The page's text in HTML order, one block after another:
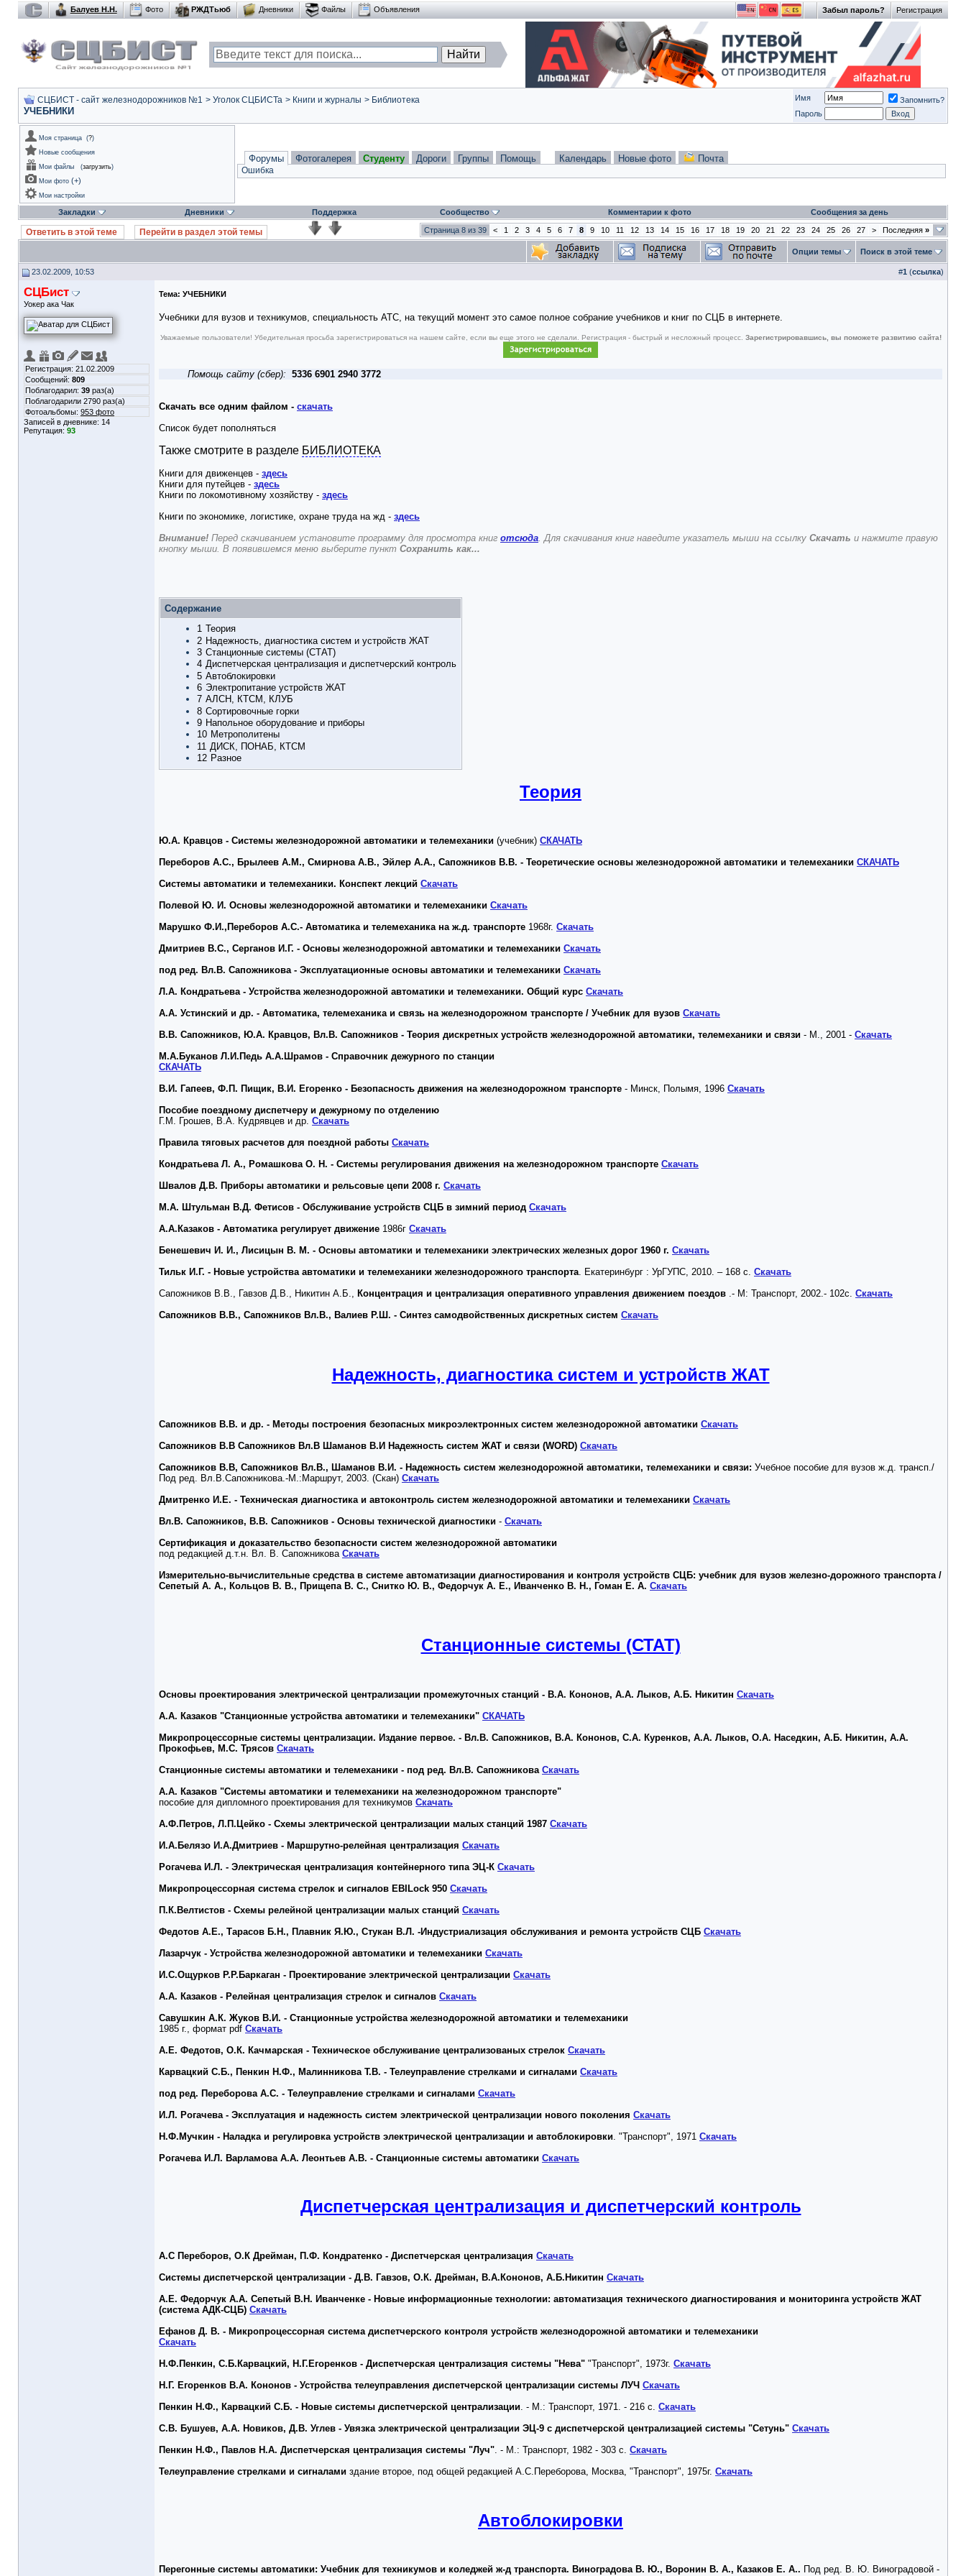
Регистрация
Забыл пароль?
Балуев Н.Н. Фото РЖДТьюб Дневники Файлы Объявления
СЦБИСТ - сайт железнодорожников №1 > Уголок СЦБИСТа > Книги и журналы > Библиотека
УЧЕБНИКИ
Имя
Запомнить?
Пароль
Моя страница (?)
Новые сообщения
Мои файлы
(загрузить)
Мои фото (+)
Мои настройки
Форумы Фотогалерея Студенту Дороги Группы Помощь Календарь Новые фото Почта
Ошибка
Закладки Дневники Поддержка Сообщество Комментарии к фото Сообщения за день
Ответить в этой теме Перейти в раздел этой темы Страница 8 из 39 < 1 2 3 4 5 6 7 8 9 10 11 12 13 14 15 16 17 18 19 20 21 22 23 24 25 26 27 > Последняя »
Опции темы Поиск в этой теме
23.02.2009, 10:53 #1 (ссылка)
СЦБист
Уокер ака Чак
Регистрация: 21.02.2009
Сообщений: 809
Поблагодарил: 39 раз(а)
Поблагодарили 2790 раз(а)
Фотоальбомы: 953 фото
Записей в дневнике: 14
Репутация: 93
Тема: УЧЕБНИКИ
Учебники для вузов и техникумов, специальность АТС, на текущий момент это самое полное собрание учебников и книг по СЦБ в интернете.
Уважаемые пользователи! Убедительная просьба зарегистрироваться на нашем сайте, если вы еще этого не сделали. Регистрация - быстрый и несложный процесс. Зарегистрировавшись, вы поможете развитию сайта!
Помощь сайту (сбер): 5336 6901 2940 3772
Скачать все одним файлом - скачать
Список будет пополняться
Также смотрите в разделе БИБЛИОТЕКА
Книги для движенцев - здесь
Книги для путейцев - здесь
Книги по локомотивному хозяйству - здесь
Книги по экономике, логистике, охране труда на жд - здесь
Внимание! Перед скачиванием установите программу для просмотра книг отсюда. Для скачивания книг наведите указатель мыши на ссылку Скачать и нажмите правую
кнопку мыши. В появившемся меню выберите пункт Сохранить как...
Содержание
1 Теория
2 Надежность, диагностика систем и устройств ЖАТ
3 Станционные системы (СТАТ)
4 Диспетчерская централизация и диспетчерский контроль
5 Автоблокировки
6 Электропитание устройств ЖАТ
7 АЛСН, КТСМ, КЛУБ
8 Сортировочные горки
9 Напольное оборудование и приборы
10 Метрополитены
11 ДИСК, ПОНАБ, КТСМ
12 Разное
Теория
Ю.А. Кравцов - Системы железнодорожной автоматики и телемеханики (учебник) СКАЧАТЬ
Переборов А.С., Брылеев А.М., Смирнова А.В., Эйлер А.А., Сапожников В.В. - Теоретические основы железнодорожной автоматики и телемеханики СКАЧАТЬ
Системы автоматики и телемеханики. Конспект лекций Скачать
Полевой Ю. И. Основы железнодорожной автоматики и телемеханики Скачать
Марушко Ф.И.,Переборов А.С.- Автоматика и телемеханика на ж.д. транспорте 1968г. Скачать
Дмитриев В.С., Серганов И.Г. - Основы железнодорожной автоматики и телемеханики Скачать
под ред. Вл.В. Сапожникова - Эксплуатационные основы автоматики и телемеханики Скачать
Л.А. Кондратьева - Устройства железнодорожной автоматики и телемеханики. Общий курс Скачать
А.А. Устинский и др. - Автоматика, телемеханика и связь на железнодорожном транспорте / Учебник для вузов Скачать
В.В. Сапожников, Ю.А. Кравцов, Вл.В. Сапожников - Теория дискретных устройств железнодорожной автоматики, телемеханики и связи - М., 2001 - Скачать
М.А.Буканов Л.И.Педь А.А.Шрамов - Справочник дежурного по станции
СКАЧАТЬ
В.И. Гапеев, Ф.П. Пищик, В.И. Егоренко - Безопасность движения на железнодорожном транспорте - Минск, Полымя, 1996 Скачать
Пособие поездному диспетчеру и дежурному по отделению
Г.М. Грошев, В.А. Кудрявцев и др. Скачать
Правила тяговых расчетов для поездной работы Скачать
Кондратьева Л. А., Ромашкова О. Н. - Системы регулирования движения на железнодорожном транспорте Скачать
Швалов Д.В. Приборы автоматики и рельсовые цепи 2008 г. Скачать
М.А. Штульман В.Д. Фетисов - Обслуживание устройств СЦБ в зимний период Скачать
А.А.Казаков - Автоматика регулирует движение 1986г Скачать
Бенешевич И. И., Лисицын В. М. - Основы автоматики и телемеханики электрических железных дорог 1960 г. Скачать
Тильк И.Г. - Новые устройства автоматики и телемеханики железнодорожного транспорта. Екатеринбург : УрГУПС, 2010. – 168 с. Скачать
Сапожников В.В., Гавзов Д.В., Никитин А.Б., Концентрация и централизация оперативного управления движением поездов .- М: Транспорт, 2002.- 102с. Скачать
Сапожников В.В., Сапожников Вл.В., Валиев Р.Ш. - Синтез самодвойственных дискретных систем Скачать
Надежность, диагностика систем и устройств ЖАТ
Сапожников В.В. и др. - Методы построения безопасных микроэлектронных систем железнодорожной автоматики Скачать
Сапожников В.В Сапожников Вл.В Шаманов В.И Надежность систем ЖАТ и связи (WORD) Скачать
Сапожников В.В, Сапожников Вл.В., Шаманов В.И. - Надежность систем железнодорожной автоматики, телемеханики и связи: Учебное пособие для вузов ж.д. трансп./
Под ред. Вл.В.Сапожникова.-М.:Маршрут, 2003. (Скан) Скачать
Дмитренко И.Е. - Техническая диагностика и автоконтроль систем железнодорожной автоматики и телемеханики Скачать
Вл.В. Сапожников, В.В. Сапожников - Основы технической диагностики - Скачать
Сертификация и доказательство безопасности систем железнодорожной автоматики
под редакцией д.т.н. Вл. В. Сапожникова Скачать
Измерительно-вычислительные средства в системе автоматизации диагностирования и контроля устройств СЦБ: учебник для вузов железно-дорожного транспорта /
Сепетый А. А., Кольцов В. В., Прищепа В. С., Снитко Ю. В., Федорчук А. Е., Иванченко В. Н., Гоман Е. А. Скачать
Станционные системы (СТАТ)
Основы проектирования электрической централизации промежуточных станций - В.А. Кононов, А.А. Лыков, А.Б. Никитин Скачать
А.А. Казаков "Станционные устройства автоматики и телемеханики" СКАЧАТЬ
Микропроцессорные системы централизации. Издание первое. - Вл.В. Сапожников, В.А. Кононов, С.А. Куренков, А.А. Лыков, О.А. Наседкин, А.Б. Никитин, А.А.
Прокофьев, М.С. Трясов Скачать
Станционные системы автоматики и телемеханики - под ред. Вл.В. Сапожникова Скачать
А.А. Казаков "Системы автоматики и телемеханики на железнодорожном транспорте"
пособие для дипломного проектирования для техникумов Скачать
А.Ф.Петров, Л.П.Цейко - Схемы электрической централизации малых станций 1987 Скачать
И.А.Белязо И.А.Дмитриев - Маршрутно-релейная централизация Скачать
Рогачева И.Л. - Электрическая централизация контейнерного типа ЭЦ-К Скачать
Микропроцессорная система стрелок и сигналов EBILock 950 Скачать
П.К.Велтистов - Схемы релейной централизации малых станций Скачать
Федотов А.Е., Тарасов Б.Н., Плавник Я.Ю., Стукан В.Л. -Индустриализация обслуживания и ремонта устройств СЦБ Скачать
Лазарчук - Устройства железнодорожной автоматики и телемеханики Скачать
И.С.Ощурков Р.Р.Баркаган - Проектирование электрической централизации Скачать
А.А. Казаков - Релейная централизация стрелок и сигналов Скачать
Савушкин А.К. Жуков В.И. - Станционные устройства железнодорожной автоматики и телемеханики
1985 г., формат pdf Скачать
А.Е. Федотов, О.К. Качмарская - Техническое обслуживание централизованых стрелок Скачать
Карвацкий С.Б., Пенкин Н.Ф., Малинникова Т.В. - Телеуправление стрелками и сигналами Скачать
под ред. Переборова А.С. - Телеуправление стрелками и сигналами Скачать
И.Л. Рогачева - Эксплуатация и надежность систем электрической централизации нового поколения Скачать
Н.Ф.Мучкин - Наладка и регулировка устройств электрической централизации и автоблокировки . "Транспорт", 1971 Скачать
Рогачева И.Л. Варламова А.А. Леонтьев А.В. - Станционные системы автоматики Скачать
Диспетчерская централизация и диспетчерский контроль
А.С Переборов, О.К Дрейман, П.Ф. Кондратенко - Диспетчерская централизация Скачать
Системы диспетчерской централизации - Д.В. Гавзов, О.К. Дрейман, В.А.Кононов, А.Б.Никитин Скачать
А.Е. Федорчук А.А. Сепетый В.Н. Иванченке - Новые информационные технологии: автоматизация технического диагностирования и мониторинга устройств ЖАТ
(система АДК-СЦБ) Скачать
Ефанов Д. В. - Микропроцессорная система диспетчерского контроля устройств железнодорожной автоматики и телемеханики
Скачать
Н.Ф.Пенкин, С.Б.Карвацкий, Н.Г.Егоренков - Диспетчерская централизация системы "Нева" "Транспорт", 1973г. Скачать
Н.Г. Егоренков В.А. Кононов - Устройства телеуправления диспетчерской централизации системы ЛУЧ Скачать
Пенкин Н.Ф., Карвацкий С.Б. - Новые системы диспетчерской централизации. - М.: Транспорт, 1971. - 216 с. Скачать
С.В. Бушуев, А.А. Новиков, Д.В. Углев - Увязка электрической централизации ЭЦ-9 с диспетчерской централизацией системы "Сетунь" Скачать
Пенкин Н.Ф., Павлов Н.А. Диспетчерская централизация системы "Луч". - М.: Транспорт, 1982 - 303 с. Скачать
Телеуправление стрелками и сигналами здание второе, под общей редакцией А.С.Переборова, Москва, "Транспорт", 1975г. Скачать
Автоблокировки
Перегонные системы автоматики: Учебник для техникумов и коледжей ж-д транспорта. Виноградова В. Ю., Воронин В. А., Казаков Е. А.. Под ред. В. Ю. Виноградовой -